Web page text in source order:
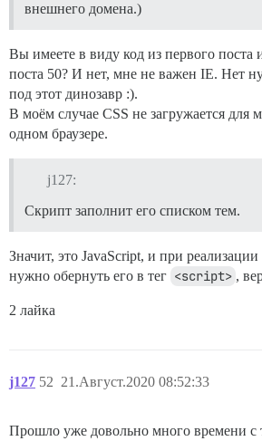
внешнего домена.)
Вы имеете в виду код из первого поста
поста 50? И нет, мне не важен IE. Нет
под этот динозавр :).
В моём случае CSS не загружается для
одном браузере.
j127:
Скрипт заполнит его списком тем.
Значит, это JavaScript, и при
нужно обернуть его в тег <script> ,
2 лайка
j127 21.Август.2020 08:52:33
52
Прошло уже довольно много времени с